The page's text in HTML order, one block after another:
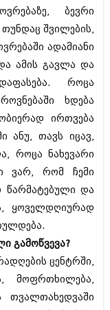
ბევრი
თუნდაც შვილების,
ადამიანი
ამის გავლა და
როცა
ხდება
ირთვება
ანუ, თავს იცავ,
როცა ნახევარი
ვარ, რომ ჩემი
წარმატებული და
ყოველდღიურად
გამოწვევა?
ცენტრში,
მოფრთხილება,
თვალთახედვაში